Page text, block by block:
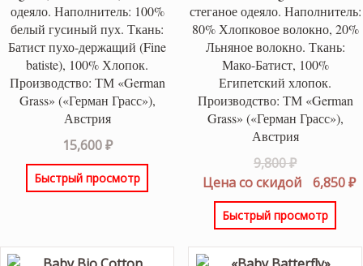
одеяло. Наполнитель: 100%
белый гусиный пух. Ткань:
Батист пухо-держащий (Fine
batiste), 100% Хлопок.
Производство: ТМ «German
Grass» («Герман Грасс»),
Австрия
15,600₽
Быстрый просмотр
стеганое одеяло. Наполнитель:
80% Хлопковое волокно, 20%
Льняное волокно. Ткань:
Мако-Батист, 100%
Египетский хлопок.
Производство: ТМ «German
Grass» («Герман Грасс»),
Австрия
9,800₽
цена
9,800 ₽.
Цена со скидой 6,850₽
Быстрый просмотр